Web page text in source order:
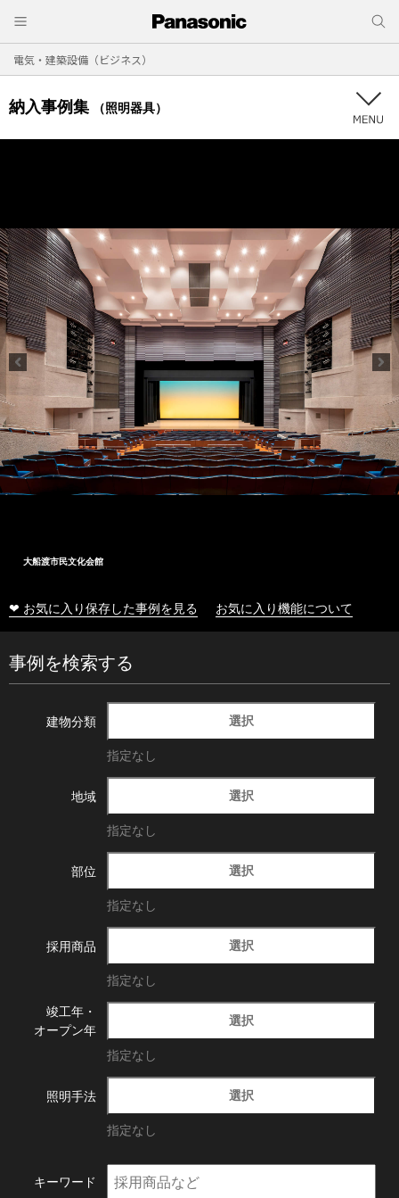
電気・建築設備（ビジネス）
納入事例集 （照明器具）
大船渡市民文化会館
❤ お気に入り保存した事例を見る お気に入り機能について
事例を検索する
建物分類 選択
指定なし
地域 選択
指定なし
部位 選択
指定なし
採用商品 選択
指定なし
竣工年・
オープン年
選択
指定なし
照明手法 選択
指定なし
キーワード